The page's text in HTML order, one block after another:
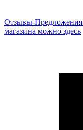
Отзывы-Предложения
магазина можно здесь